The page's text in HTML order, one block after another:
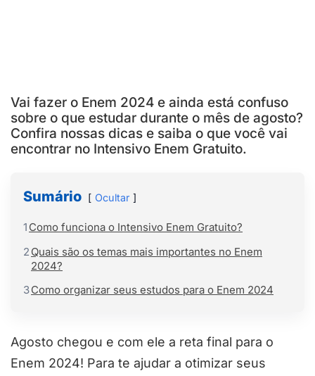
Vai fazer o Enem 2024 e ainda está confuso
sobre o que estudar durante o mês de agosto?
Confira nossas dicas e saiba o que você vai
encontrar no Intensivo Enem Gratuito.
Sumário Ocultar
1 Como funciona o Intensivo Enem Gratuito?
2 Quais são os temas mais importantes no Enem
2024?
3Como organizar seus estudos para o Enem 2024
Agosto chegou e com ele a reta final para o
Enem 2024! Para te ajudar a otimizar seus